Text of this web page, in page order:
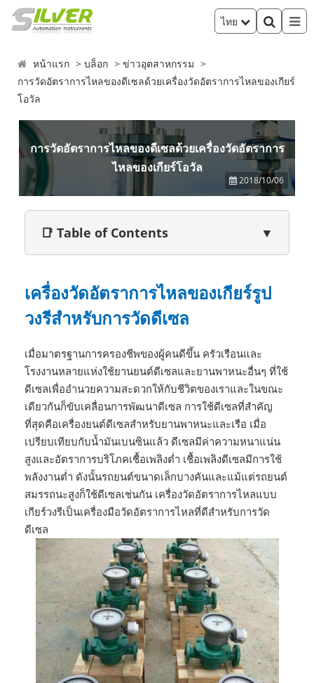
ไทย
หน้าแรก บล็อก
ข่าวอุตสาหกรรม
การวัดอัตราการไหลของดีเซลด้วยเครื่องวัดอัตราการไหลของเกียร์
โอวัล
การวัดอัตราการไหลของดีเซลด้วยเครื่องวัดอัตราการ
ไหลของเกียร์โอวัล
2018/10/06
📑 Table of Contents ▼
เครื่องวัดอัตราการไหลของเกียร์รูป
วงรีสำหรับการวัดดีเซล
เมื่อมาตรฐานการครองชีพของผู้คนดีขึ้น ครัวเรือนและ
โรงงานหลายแห่งใช้ยานยนต์ดีเซลและยานพาหนะอื่นๆ ที่ใช้
ดีเซลเพื่ออำนวยความสะดวกให้กับชีวิตของเราและในขณะ
เดียวกันก็ขับเคลื่อนการพัฒนาดีเซล การใช้ดีเซลที่สำคัญ
ที่สุดคือเครื่องยนต์ดีเซลสำหรับยานพาหนะและเรือ เมื่อ
เปรียบเทียบกับน้ำมันเบนซินแล้ว ดีเซลมีค่าความหนาแน่น
สูงและอัตราการบริโภคเชื้อเพลิงต่ำ เชื้อเพลิงดีเซลมีการใช้
พลังงานต่ำ ดังนั้นรถยนต์ขนาดเล็กบางคันและแม้แต่รถยนต์
สมรรถนะสูงก็ใช้ดีเซลเช่นกัน เครื่องวัดอัตราการไหลแบบ
เกียร์วงรีเป็นเครื่องมือวัดอัตราการไหลที่ดีสำหรับการวัด
ดีเซล